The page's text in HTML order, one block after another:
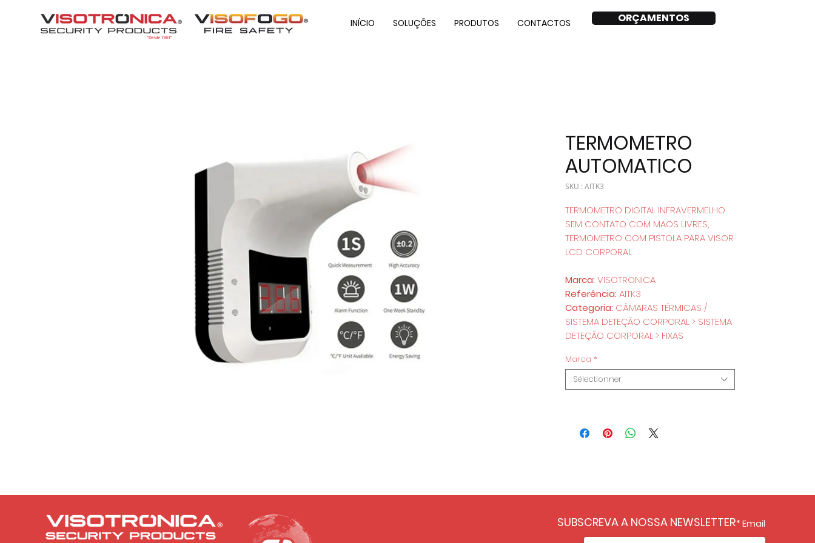
INÍCIO SOLUÇÕES PRODUTOS CONTACTOS ORÇAMENTOS
TERMOMETRO
AUTOMATICO
SKU : AITK3
TERMOMETRO DIGITAL INFRAVERMELHO
SEM CONTATO COM MAOS LIVRES,
TERMOMETRO COM PISTOLA PARA VISOR
LCD CORPORAL
Marca: VISOTRONICA
Referência: AITK3
Categoria: CÂMARAS TÉRMICAS /
SISTEMA DETEÇÃO CORPORAL > SISTEMA
DETEÇÃO CORPORAL > FIXAS
Marca *
Sélectionner
SUBSCREVA A NOSSA NEWSLETTER Email